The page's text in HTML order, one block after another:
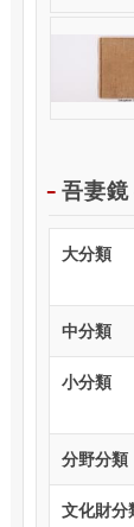
吾妻鏡
大分類
中分類
小分類
分野分
文化財